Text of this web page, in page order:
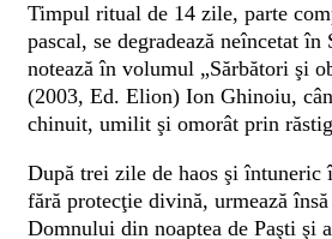
Timpul ritual de 14 zile, parte
pascal, se degradează neîncetat în
notează în volumul „Sărbători şi
(2003, Ed. Elion) Ion Ghinoiu,
chinuit, umilit şi omorât prin
După trei zile de haos şi întuneric
fără protecţie divină, urmează
Domnului din noaptea de Paşti şi